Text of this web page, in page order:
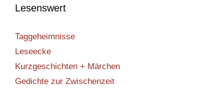
Lesenswert
Taggeheimnisse
Leseecke
Kurzgeschichten + Märchen
Gedichte zur Zwischenzeit